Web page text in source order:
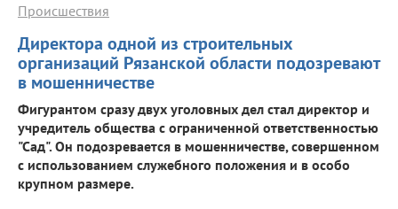
Директора одной из строительных
организаций Рязанской области подозревают
в мошенничестве
Происшествия
Фигурантом сразу двух уголовных дел стал директор и
учредитель общества с ограниченной ответственностью
"Сад". Он подозревается в мошенничестве, совершенном
с использованием служебного положения и в особо
крупном размере.